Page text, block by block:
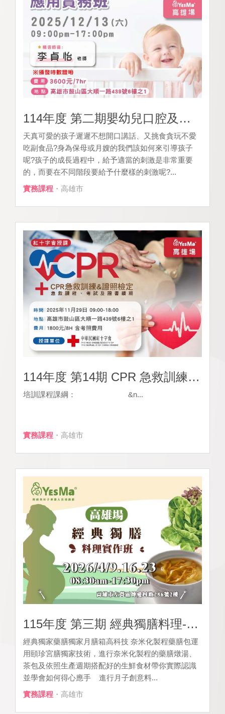
114年度 第二期嬰幼兒口腔及語言發展應用實務班
天真可愛的孩子遲遲不想開口講話、又挑食貪玩不愛
吃副食品?身為保母或月嫂的我們該如何來引導孩子
呢?孩子的成長過程中，給予適當的刺激是非常重要
的，而要在不同階段要給予什麼樣的刺激呢?...
實務課程 ・高雄市
114年度 第14期 CPR 急救訓練課程證照班
培訓課程課綱： &n...
實務課程 ・高雄市
115年度 第三期 經典獨膳料理-實務培訓班 [
經典獨家藥膳獨家月膳箱高科技 奈米化製程藥膳包運
用頤珍宮膳獨家技術，進行奈米化製程的藥膳燉湯、
茶包及依照生產週期搭配好的生鮮食材帶你實際認識
並學會如何得心應手 進行月子創意料...
實務課程 ・高雄市